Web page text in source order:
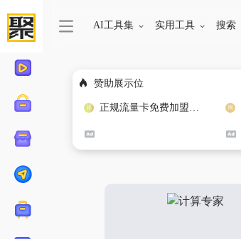
AI工具集 实用工具 搜索
赞助展示位
正规流量卡免费加盟合作